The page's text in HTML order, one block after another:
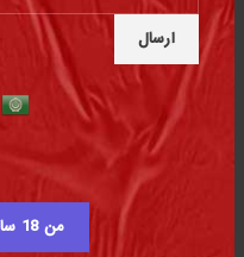
من 18 سال یا بزرگتر هستم
03136205083
03136205084
تماس با دفتر تهران